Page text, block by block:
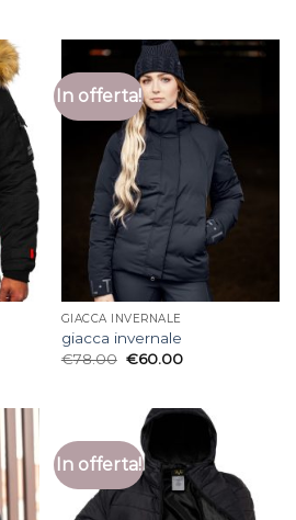
In offerta!
GIACCA INVERNALE
giacca invernale
€78.00 €60.00
In offerta!